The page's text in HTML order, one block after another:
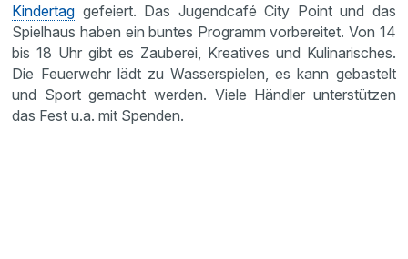
Kindertag gefeiert. Das Jugendcafé City Point und das
Spielhaus haben ein buntes Programm vorbereitet. Von 14
bis 18 Uhr gibt es Zauberei, Kreatives und Kulinarisches.
Die Feuerwehr lädt zu Wasserspielen, es kann gebastelt
und Sport gemacht werden. Viele Händler unterstützen
das Fest u.a. mit Spenden.